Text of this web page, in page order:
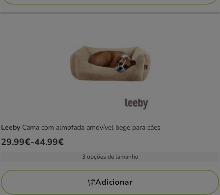
Leeby Cama com almofada amovível bege para cães
Preço
a
44.99€
29.99€-44.99€
3 opções de tamanho
Adicionar